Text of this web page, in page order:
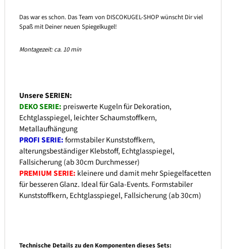
Das war es schon. Das Team von DISCOKUGEL-SHOP wünscht Dir viel
Spaß mit Deiner neuen Spiegelkugel!
Montagezeit: ca. 10 min
Unsere SERIEN:
DEKO SERIE: preiswerte Kugeln für Dekoration,
Echtglasspiegel, leichter Schaumstoffkern,
Metallaufhängung
PROFI SERIE:formstabiler Kunststoffkern,
alterungsbeständiger Klebstoff, Echtglasspiegel,
Fallsicherung (ab 30cm Durchmesser)
PREMIUM SERIE: kleinere und damit mehr Spiegelfacetten
für besseren Glanz. Ideal für Gala-Events. Formstabiler
Kunststoffkern, Echtglasspiegel, Fallsicherung (ab 30cm)
Technische Details zu den Komponenten dieses Sets: